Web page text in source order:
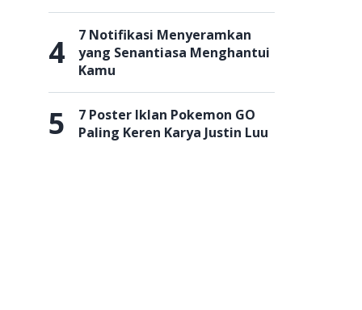
4
7 Notifikasi Menyeramkan
yang Senantiasa Menghantui
Kamu
5
7 Poster Iklan Pokemon GO
Paling Keren Karya Justin Luu